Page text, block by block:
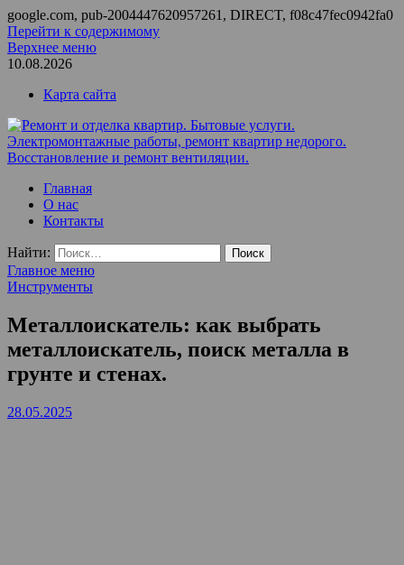
google.com, pub-2004447620957261, DIRECT, f08c47fec0942fa0
Перейти к содержимому
Верхнее меню
10.08.2026
Карта сайта
Ремонт и отделка квартир. Бытовые услуги.
Электромонтажные работы, ремонт квартир недорого.
Восстановление и ремонт вентиляции.
ООО Домус — ремонт квартир, обслуживание и ремонт
вентиляции, монтаж систем приточной вентиляции.
Главная
О нас
Контакты
Найти:
Главное меню
Инструменты
Металлоискатель: как выбрать
металлоискатель, поиск металла в
грунте и стенах.
28.05.2025